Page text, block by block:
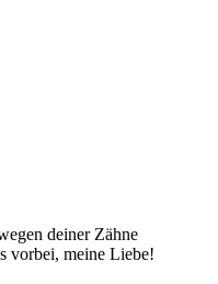
deiner Zähne
vorbei, meine Liebe!